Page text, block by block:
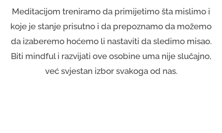
Meditacijom treniramo da primijetimo šta mislimo i
koje je stanje prisutno i da prepoznamo da možemo
da izaberemo hoćemo li nastaviti da sledimo misao.
Biti mindful i razvijati ove osobine uma nije slučajno,
već svjestan izbor svakoga od nas.